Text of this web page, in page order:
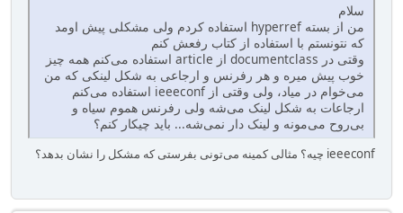
سلام
من از بسته hyperref استفاده کردم ولی مشکلی پیش اومد
که نتونستم با استفاده از کتاب رفعش کنم
وقتی در documentclass از article استفاده می‌کنم همه چیز
خوب پیش میره و هر رفرنس و ارجاعی به شکل لینکی که من
می‌خوام در میاد، ولی وقتی از ieeeconf استفاده می‌کنم
ارجاعات به شکل لینک می‌شه ولی رفرنس هموم سیاه و
بی‌روح می‌مونه و لینک دار نمی‌شه... باید چیکار کنم؟
ieeeconf چیه؟ مثالی کمینه می‌تونی بفرستی که مشکل را نشان بدهد؟